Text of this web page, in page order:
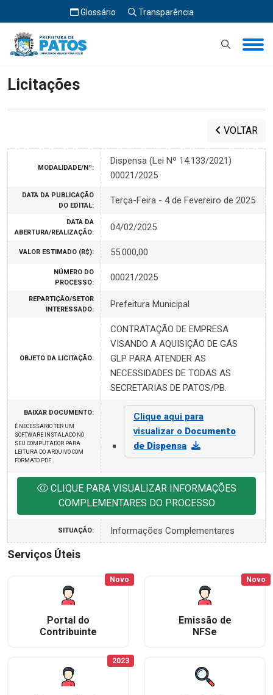
Glossário Transparência
Início Licitações
Licitações
VOLTAR
MODALIDADE/Nº:
Dispensa (Lei Nº 14.133/2021)
00021/2025
DATA DA PUBLICAÇÃO
DO EDITAL:
Terça-Feira - 4 de Fevereiro de 2025
DATA DA
ABERTURA/REALIZAÇÃO:
04/02/2025
VALOR ESTIMADO (R$): 55.000,00
NÚMERO DO
PROCESSO:
00021/2025
REPARTIÇÃO/SETOR
INTERESSADO:
Prefeitura Municipal
OBJETO DA LICITAÇÃO:
CONTRATAÇÃO DE EMPRESA
VISANDO A AQUISIÇÃO DE GÁS
GLP PARA ATENDER AS
NECESSIDADES DE TODAS AS
SECRETARIAS DE PATOS/PB.
BAIXAR DOCUMENTO:
É NECESSARIO TER UM
SOFTWARE INSTALADO NO
SEU COMPUTADOR PARA
LEITURA DO ARQUIVO COM
FORMATO PDF
Clique aqui para
visualizar o Documento
de Dispensa
CLIQUE PARA VISUALIZAR INFORMAÇÕES
COMPLEMENTARES DO PROCESSO
SITUAÇÃO: Informações Complementares
Serviços Úteis
Portal do
Contribuinte
Novo
Emissão de
NFSe
Novo
2023